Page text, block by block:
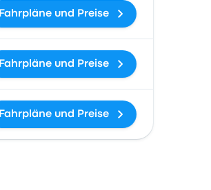
Fahrpläne und Preise
Fahrpläne und Preise
Fahrpläne und Preise